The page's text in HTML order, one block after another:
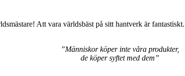
Att vara världsbäst på sitt hantverk är
”Människor köper inte våra produkter,
de köper syftet med dem”